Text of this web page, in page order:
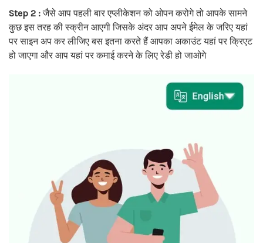
Step 2 :जैसे आप पहली बार एप्लीकेशन को ओपन करोगे तो आपके सामने
कुछ इस तरह की स्क्रीन आएगी जिसके अंदर आप अपने ईमेल के जरिए यहां
पर साइन अप कर लीजिए बस इतना करते हैं आपका अकाउंट यहां पर क्रिएट
हो जाएगा और आप यहां पर कमाई करने के लिए रेडी हो जाओगे